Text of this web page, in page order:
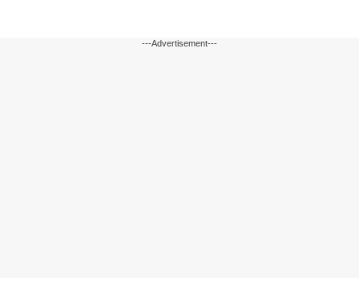
---Advertisement---